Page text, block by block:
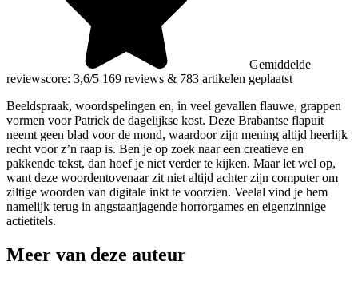
Gemiddelde
reviewscore: 3,6/5 169 reviews & 783 artikelen geplaatst
Beeldspraak, woordspelingen en, in veel gevallen flauwe, grappen
vormen voor Patrick de dagelijkse kost. Deze Brabantse flapuit
neemt geen blad voor de mond, waardoor zijn mening altijd heerlijk
recht voor z’n raap is. Ben je op zoek naar een creatieve en
pakkende tekst, dan hoef je niet verder te kijken. Maar let wel op,
want deze woordentovenaar zit niet altijd achter zijn computer om
ziltige woorden van digitale inkt te voorzien. Veelal vind je hem
namelijk terug in angstaanjagende horrorgames en eigenzinnige
actietitels.
Meer van deze auteur